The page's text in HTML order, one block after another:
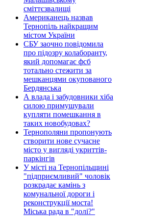
сміттєзвалищі
Американець назвав
Тернопіль найкращим
містом України
СБУ заочно повідомила
про підозру колаборанту,
який допомагає фсб
тотально стежити за
мешканцями окупованого
Бердянська
А влада і забудовники хіба
силою примушували
купляти помешкання в
таких новобудовах?
Тернополяни пропонують
створити нове сучасне
місто у вигляді укриттів-
паркінгів
У місті на Тернопільщині
"підприємливий" чоловік
розкрадає камінь з
комунальної дороги і
реконструкції моста!
Міська рада в "долі?"